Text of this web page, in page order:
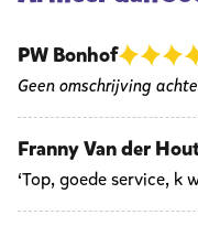
PW Bonhof
Geen omschrijving
Franny Van der
‘Top, goede service, k